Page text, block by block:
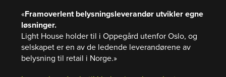
«Framoverlent belysningsleverandør utvikler egne
løsninger.
Light House holder til i Oppegård utenfor Oslo, og
selskapet er en av de ledende leverandørene av
belysning til retail i Norge.»